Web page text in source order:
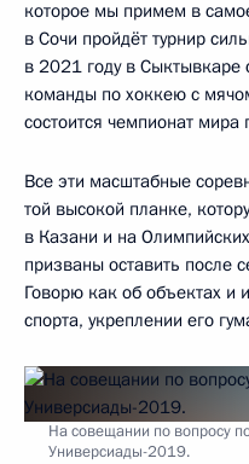
которое мы примем в
в Сочи пройдёт турнир
в 2021 году в Сыктывкаре
команды по хоккею с
состоится чемпионат
Все эти масштабные
той высокой планке,
в Казани и на
призваны оставить после
Говорю как об объектах и
спорта, укреплении его
На совещании по вопросу
Универсиады-2019.